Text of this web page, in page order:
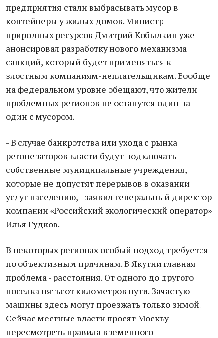
предприятия стали выбрасывать мусор в
контейнеры у жилых домов. Министр
природных ресурсов Дмитрий Кобылкин уже
анонсировал разработку нового механизма
санкций, который будет применяться к
злостным компаниям-неплательщикам. Вообще
на федеральном уровне обещают, что жители
проблемных регионов не останутся один на
один с мусором.
- В случае банкротства или ухода с рынка
регоператоров власти будут подключать
собственные муниципальные учреждения,
которые не допустят перерывов в оказании
услуг населению, - заявил генеральный директор
компании «Российский экологический оператор»
Илья Гудков.
В некоторых регионах особый подход требуется
по объективным причинам. В Якутии главная
проблема - расстояния. От одного до другого
поселка пятьсот километров пути. Зачастую
машины здесь могут проезжать только зимой.
Сейчас местные власти просят Москву
пересмотреть правила временного